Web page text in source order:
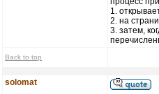
1.
2. на
3. затем,
Back to top
solomat